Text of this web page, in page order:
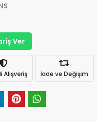
Ver
Alışveriş İade ve Değişim